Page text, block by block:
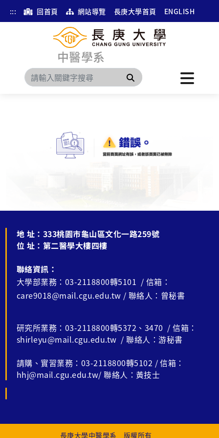
::: 回首頁 網站導覽 長庚大學首頁 ENGLISH
中醫學系
搜尋
地 址： 333桃園市龜山區文化一路259號
位 址： 第二醫學大樓四樓
聯絡資訊：
大學部業務：03-2118800轉5101 / 信箱：
care9018@mail.cgu.edu.tw / 聯絡人：曾秘書
研究所業務：03-2118800轉5372、3470 / 信箱：
shirleyu@mail.cgu.edu.tw / 聯絡人：游秘書
請購、實習業務：03-2118800轉5102 / 信箱：
hhj@mail.cgu.edu.tw/ 聯絡人：黃技士
長庚大學中醫學系 版權所有